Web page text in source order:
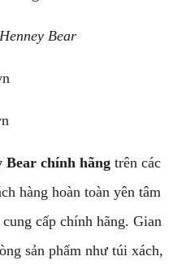
Bear
Bear chính hãng trên các
hàng hoàn toàn yên tâm
cấp chính hãng. Gian
sản phẩm như túi xách,